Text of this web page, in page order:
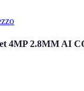
4MP 2.8MM AI